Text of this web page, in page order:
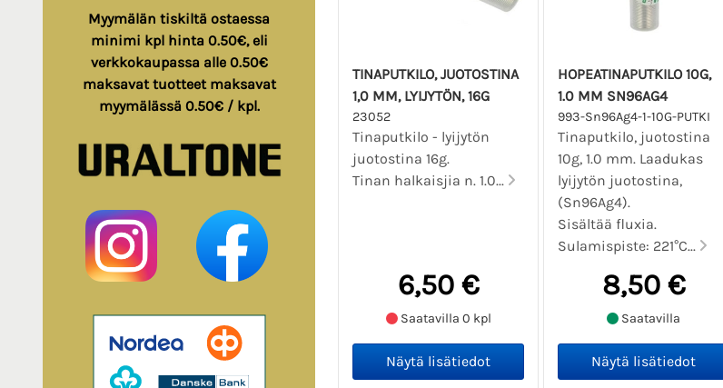
Myymälän tiskiltä ostaessa
minimi kpl hinta 0.50€, eli
verkkokaupassa alle 0.50€
maksavat tuotteet maksavat
myymälässä 0.50€ / kpl.
TINAPUTKILO, JUOTOSTINA
1,0 MM, LYIJYTÖN, 16G
23052
Tinaputkilo - lyijytön
juotostina 16g.
Tinan halkaisjia n. 1.0...
6,50 €
Saatavilla 0 kpl
HOPEATINAPUTKILO 10G,
1.0 MM SN96AG4
993-Sn96Ag4-1-10G-PUTKI
Tinaputkilo, juotostina
10g, 1.0 mm. Laadukas
lyijytön juotostina,
(Sn96Ag4).
Sisältää fluxia.
Sulamispiste: 221°C...
8,50 €
Saatavilla